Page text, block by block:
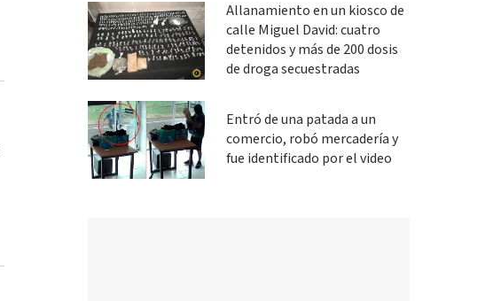
Allanamiento en un kiosco de
calle Miguel David: cuatro
detenidos y más de 200 dosis
de droga secuestradas
Entró de una patada a un
comercio, robó mercadería y
fue identificado por el video